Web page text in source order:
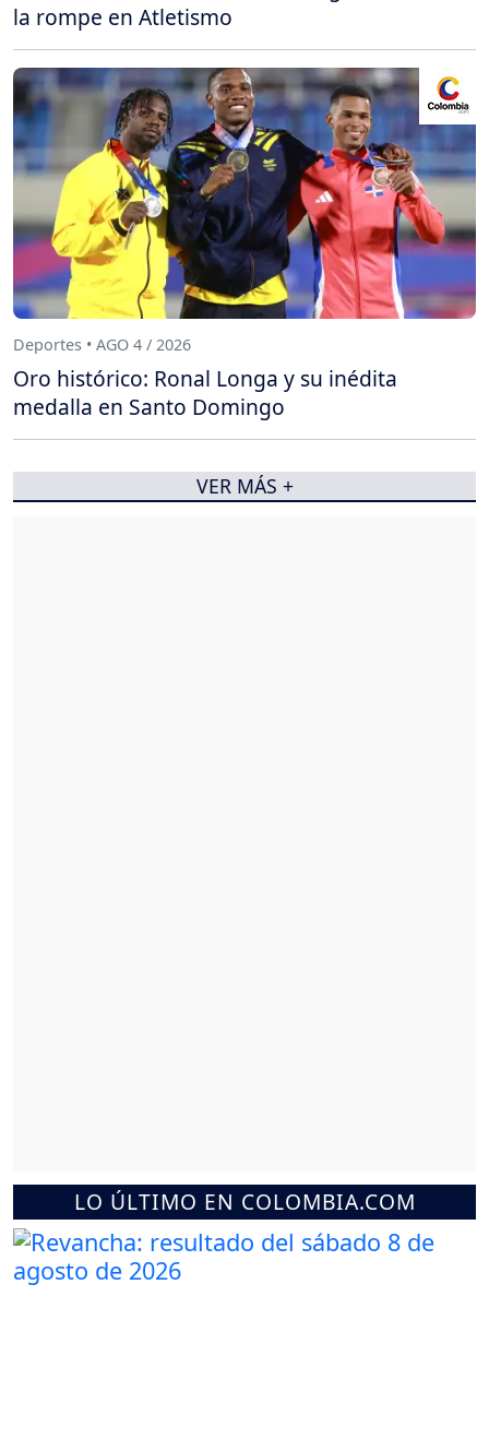
LO ÚLTIMO EN COLOMBIA.COM
la rompe en Atletismo
Deportes • AGO 4 / 2026
Oro histórico: Ronal Longa y su inédita
medalla en Santo Domingo
VER MÁS +